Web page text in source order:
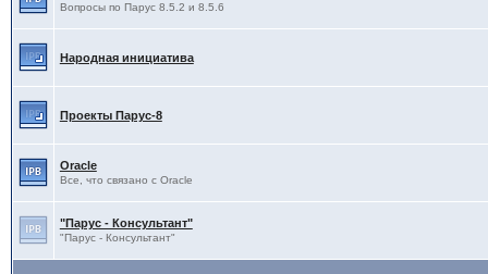
Вопросы по Парус 8.5.2 и 8.5.6
Народная инициатива
Проекты Паруc-8
Oracle
Все, что связано с Oracle
"Парус - Консультант"
"Парус - Консультант"